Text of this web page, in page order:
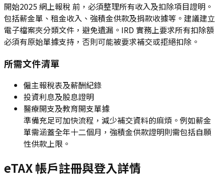
開始2025 網上報稅 前，必須整理所有收入及扣除項目證明。
包括薪金單、租金收入、強積金供款及捐款收據等。建議建立
電子檔案夾分類文件，避免遺漏。IRD 實務上要求所有扣除額
必須有原始單據支持，否則可能被要求補交或拒絕扣除。
所需文件清單
僱主報稅表及薪酬紀錄
投資利息及股息證明
醫療開支及教育開支單據
準備充足可加快流程，減少補交資料的麻煩。例如薪金
單需涵蓋全年十二個月，強積金供款證明則需包括自願
性供款上限。
eTAX 帳戶註冊與登入詳情